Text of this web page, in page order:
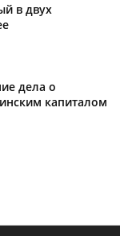
в двух
дела о
капиталом